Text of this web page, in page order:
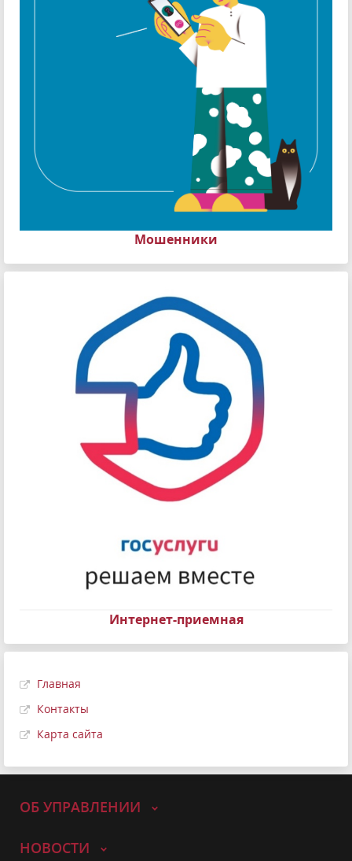
Мошенники
Интернет-приемная
Главная
Контакты
Карта сайта
ОБ УПРАВЛЕНИИ
НОВОСТИ